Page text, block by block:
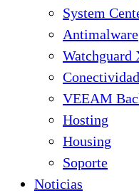
System
Antimalware
Watchguard
Conectividad
VEEAM
Hosting
Housing
Soporte
Noticias